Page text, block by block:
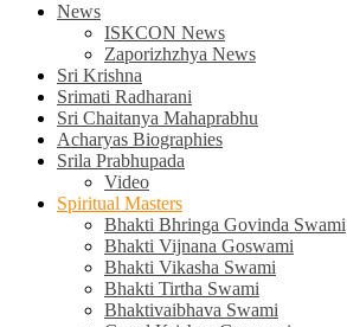
News
ISKCON News
Zaporizhzhya News
Sri Krishna
Srimati Radharani
Sri Chaitanya Mahaprabhu
Acharyas Biographies
Srila Prabhupada
Video
Spiritual Masters
Bhakti Bhringa Govinda Swami
Bhakti Vijnana Goswami
Bhakti Vikasha Swami
Bhakti Tirtha Swami
Bhaktivaibhava Swami